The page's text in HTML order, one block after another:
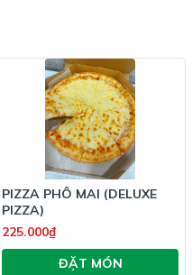
PIZZA PHÔ MAI (DELUXE
PIZZA)
225.000₫
ĐẶT MÓN